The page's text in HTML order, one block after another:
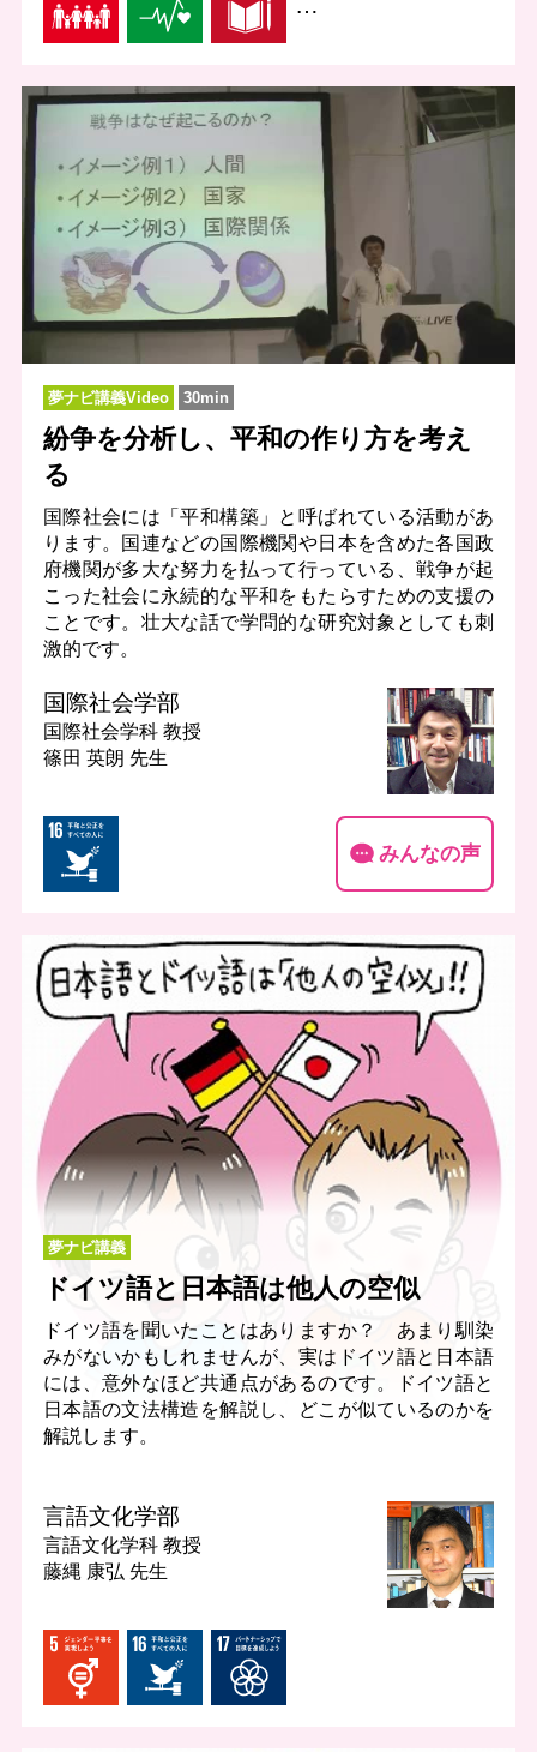
夢ナビ講義Video 30min
紛争を分析し、平和の作り方を考え
る
国際社会には「平和構築」と呼ばれている活動があ
ります。国連などの国際機関や日本を含めた各国政
府機関が多大な努力を払って行っている、戦争が起
こった社会に永続的な平和をもたらすための支援の
ことです。壮大な話で学問的な研究対象としても刺
激的です。
国際社会学部
国際社会学科 教授
篠田 英朗 先生
みんなの声
夢ナビ講義
ドイツ語と日本語は他人の空似
ドイツ語を聞いたことはありますか？ あまり馴染
みがないかもしれませんが、実はドイツ語と日本語
には、意外なほど共通点があるのです。ドイツ語と
日本語の文法構造を解説し、どこが似ているのかを
解説します。
言語文化学部
言語文化学科 教授
藤縄 康弘 先生